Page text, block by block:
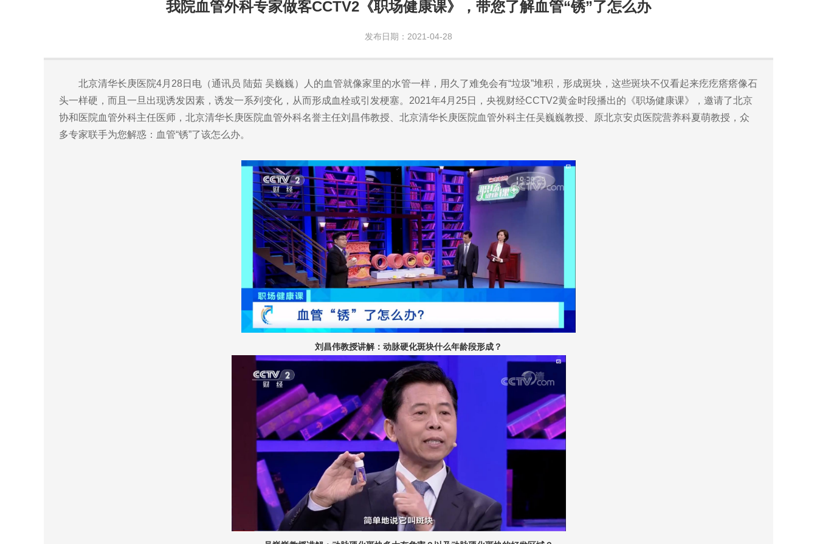
我院血管外科专家做客CCTV2《职场健康课》，带您了解血管“锈”了怎么办
发布日期：2021-04-28
北京清华长庚医院4月28日电（通讯员 陆茹 吴巍巍）人的血管就像家里的水管一样，用久了难免会有“垃圾”堆积，形成斑块，这些斑块不仅看起来疙疙瘩瘩像石
头一样硬，而且一旦出现诱发因素，诱发一系列变化，从而形成血栓或引发梗塞。2021年4月25日，央视财经CCTV2黄金时段播出的《职场健康课》，邀请了北京
协和医院血管外科主任医师，北京清华长庚医院血管外科名誉主任刘昌伟教授、北京清华长庚医院血管外科主任吴巍巍教授、原北京安贞医院营养科夏萌教授，众
多专家联手为您解惑：血管“锈”了该怎么办。
刘昌伟教授讲解：动脉硬化斑块什么年龄段形成？